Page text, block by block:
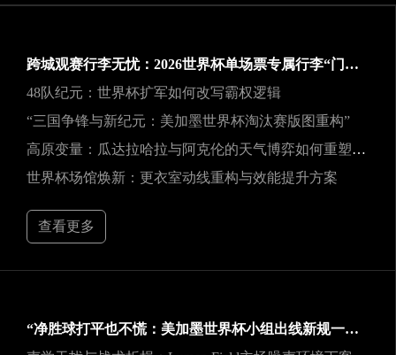
跨城观赛行李无忧：2026世界杯单场票专属行李“门到门”跨城速达方案
48队纪元：世界杯扩军如何改写霸权逻辑
“三国争锋与新纪元：美加墨世界杯淘汰赛版图重构”
高原变量：瓜达拉哈拉与阿克伦的天气博弈如何重塑2026世界杯战术逻辑
世界杯场馆焕新：更衣室动线重构与效能提升方案
查看更多
“净胜球打平也不慌：美加墨世界杯小组出线新规一图看懂”